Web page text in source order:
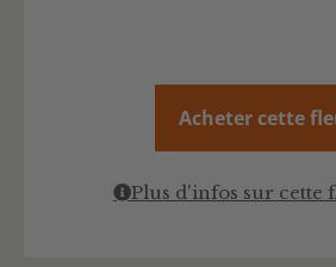
Acheter cette
Plus d'infos sur cette